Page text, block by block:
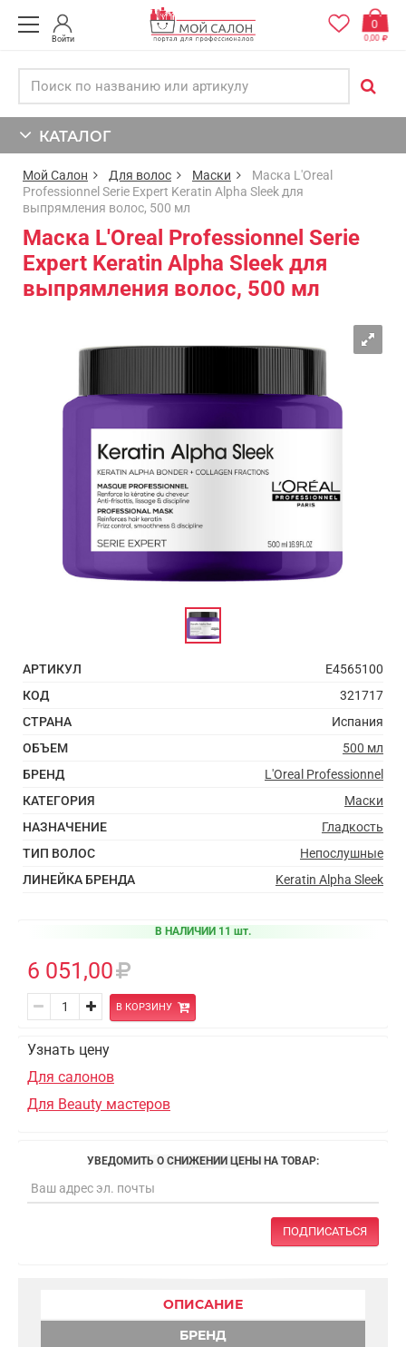
Войти
0
0,00
КАТАЛОГ
Мой Салон Для волос Маски
Маска L'Oreal
Professionnel Serie Expert Keratin Alpha Sleek для
выпрямления волос, 500 мл
Маска L'Oreal Professionnel Serie
Expert Keratin Alpha Sleek для
выпрямления волос, 500 мл
АРТИКУЛ
E4565100
КОД
321717
СТРАНА
Испания
ОБЪЕМ
500 мл
БРЕНД
L'Oreal Professionnel
КАТЕГОРИЯ
Маски
НАЗНАЧЕНИЕ
Гладкость
ТИП ВОЛОС
Непослушные
ЛИНЕЙКА БРЕНДА
Keratin Alpha Sleek
В НАЛИЧИИ 11 шт.
6 051,00
В КОРЗИНУ
Узнать цену
Для салонов
Для Beauty мастеров
УВЕДОМИТЬ О СНИЖЕНИИ ЦЕНЫ НА ТОВАР:
ПОДПИСАТЬСЯ
ОПИСАНИЕ
БРЕНД